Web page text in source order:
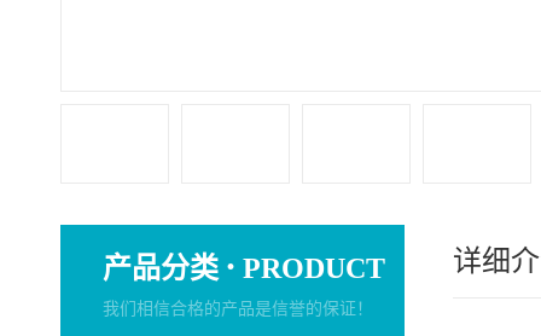
产品分类 · PRODUCT
我们相信合格的产品是信誉的保证！
详细